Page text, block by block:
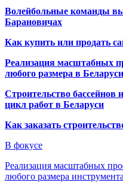
Волейбольные команды
Барановичах
Как купить или продать
Реализация масштабных
любого размера в Беларуси
Строительство
цикл работ в Беларуси
Как заказать
В фокусе
Реализация масштабных
любого размера